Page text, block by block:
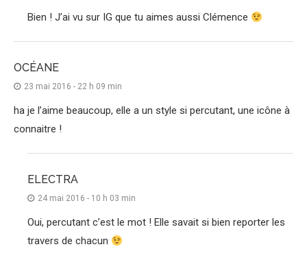
Bien ! J’ai vu sur IG que tu aimes aussi Clémence
OCÉANE
23 mai 2016 - 22 h 09 min
ha je l’aime beaucoup, elle a un style si percutant, une icône à
connaitre !
ELECTRA
24 mai 2016 - 10 h 03 min
Oui, percutant c’est le mot ! Elle savait si bien reporter les
travers de chacun